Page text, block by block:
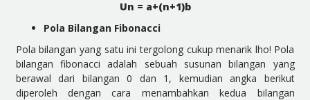
Un = a+(n+1)b
Pola Bilangan Fibonacci
Pola bilangan yang satu ini tergolong cukup menarik lho! Pola
bilangan fibonacci adalah sebuah susunan bilangan yang
berawal dari bilangan 0 dan 1, kemudian angka berikut
diperoleh dengan cara menambahkan kedua bilangan